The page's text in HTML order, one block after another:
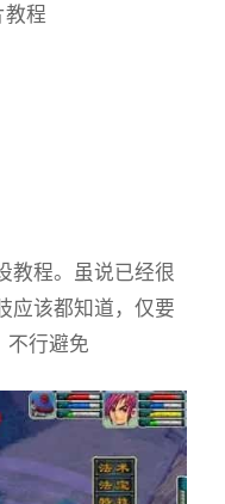
教程
教程。虽说已经很
应该都知道，仅要
不行避免